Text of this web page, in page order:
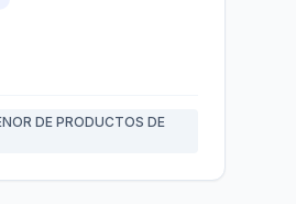
DE PRODUCTOS DE